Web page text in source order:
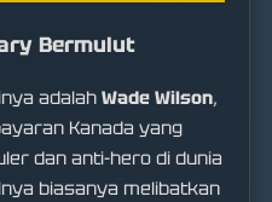
Bermulut
adalah Wade Wilson,
Kanada yang
dan anti-hero di dunia
biasanya melibatkan